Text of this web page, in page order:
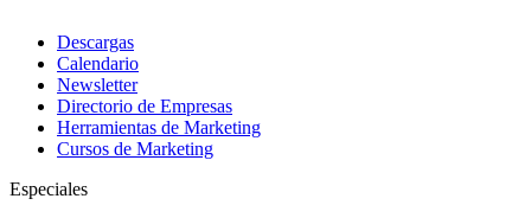
Descargas
Calendario
Newsletter
Directorio de Empresas
Herramientas de Marketing
Cursos de Marketing
Especiales